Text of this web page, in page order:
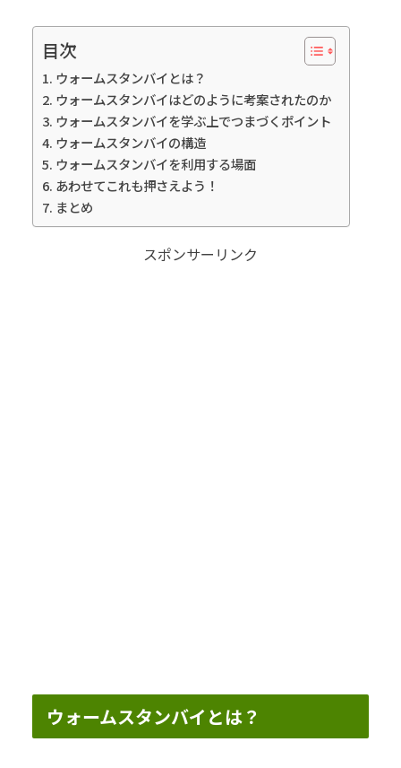
目次
ウォームスタンバイとは？
ウォームスタンバイはどのように考案されたのか
ウォームスタンバイを学ぶ上でつまづくポイント
ウォームスタンバイの構造
ウォームスタンバイを利用する場面
あわせてこれも押さえよう！
まとめ
スポンサーリンク
ウォームスタンバイとは？